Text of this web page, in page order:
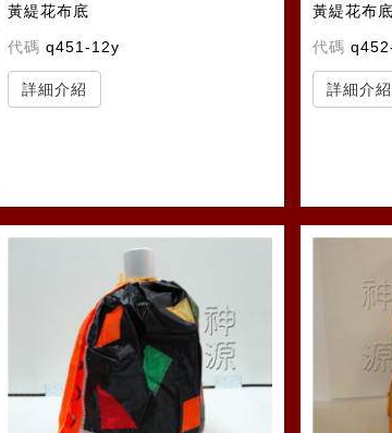
黃緹花布底
代碼 q451-12y
詳細介紹
黃緹花布底
代碼
詳細介紹